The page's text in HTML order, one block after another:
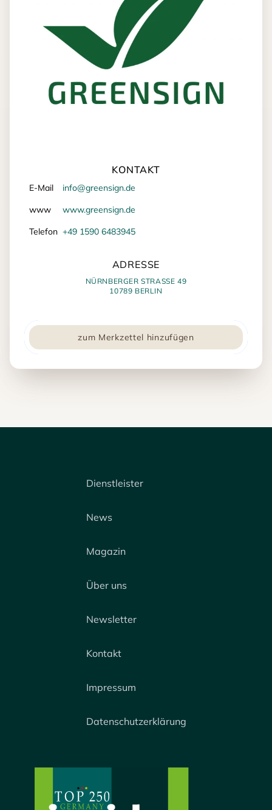
KONTAKT
E-Mail
info@greensign.de
www
www.greensign.de
Telefon +49 1590 6483945
ADRESSE
NÜRNBERGER STRASSE 49
10789 BERLIN
zum Merkzettel hinzufügen
Dienstleister
News
Magazin
Über uns
Newsletter
Kontakt
Impressum
Datenschutzerklärung